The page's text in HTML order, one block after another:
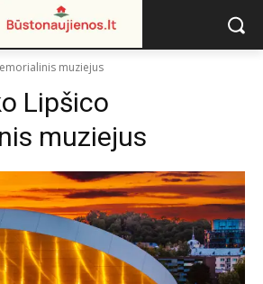
muziejus
Lipšico
muziejus